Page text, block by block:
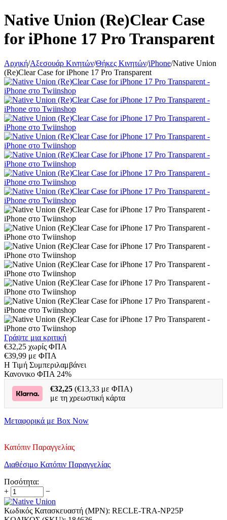
Native Union (Re)Clear Case
for iPhone 17 Pro Transparent
Αρχική/Αξεσουάρ Κινητών/Θήκες Κινητών/iPhone/Native Union
(Re)Clear Case for iPhone 17 Pro Transparent
Γράψτε μια κριτική
€32,25 χωρίς ΦΠΑ
€39,99 με ΦΠΑ
H Τιμή Συμπεριλαμβάνει
Κανονικο ΦΠΑ 24%
€32,25 (€13,33 με ΦΠΑ)
με τη χρεωστική κάρτα
Μεταφoρικά με Box Now
Κατόπιν Παραγγελίας
Διαθέσιμο Κατόπιν Παραγγελίας
Ποσότητα:
+
−
Κωδικός Κατασκευαστή (MPN): RECLE-TRA-NP25P